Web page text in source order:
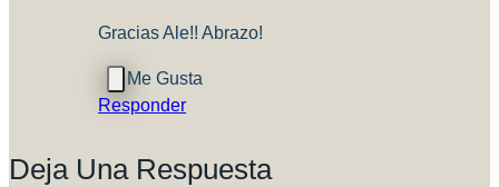
Gracias Ale!! Abrazo!
Responder
Deja Una Respuesta